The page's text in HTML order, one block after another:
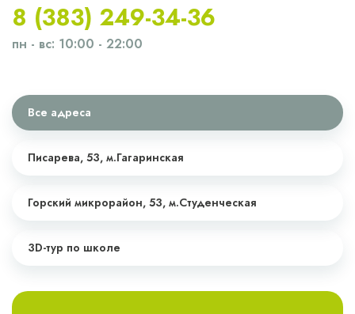
8 (383) 249-34-36
пн - вс: 10:00 - 22:00
Все адреса
Писарева, 53, м.Гагаринская
Горский микрорайон, 53, м.Студенческая
3D-тур по школе